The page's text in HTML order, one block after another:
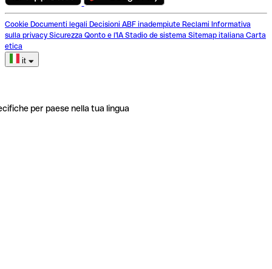
Cookie Documenti legali Decisioni ABF inadempiute Reclami Informativa
sulla privacy Sicurezza Qonto e l'IA Stadio de sistema Sitemap italiana Carta
etica
it
per paese nella tua lingua